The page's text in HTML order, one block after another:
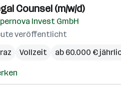
Counsel (m/w/d)
Invest GmbH
veröffentlicht
Vollzeit ab 60.000 €